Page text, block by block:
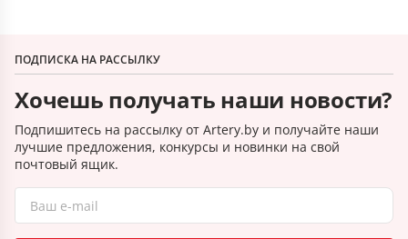
ПОДПИСКА НА РАССЫЛКУ
Хочешь получать наши новости?
Подпишитесь на рассылку от Artery.by и получайте наши
лучшие предложения, конкурсы и новинки на свой
почтовый ящик.